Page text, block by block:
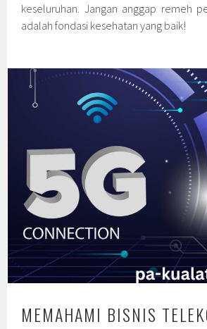
keseluruhan. Jangan anggap remeh
adalah fondasi kesehatan yang baik!
MEMAHAMI BISNIS